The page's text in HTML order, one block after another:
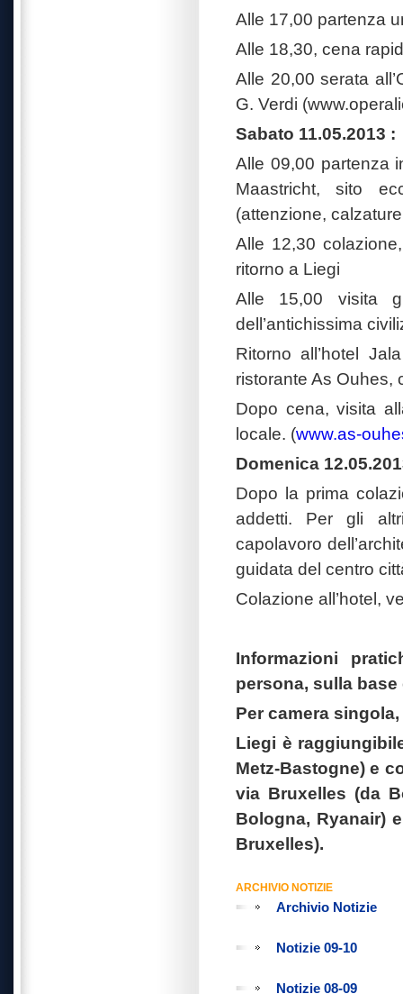
Alle 17,00 partenza
Alle 18,30, cena
Alle 20,00 serata
G. Verdi
Sabato 11.05.2013 :
Alle 09,00 partenza
Maastricht, sito
(attenzione,
Alle 12,30
ritorno a Liegi
Alle 15,00 visita
dell’antichissima
Ritorno all’hotel
ristorante As Ouhes,
Dopo cena, visita
locale. (www.as-
Domenica
Dopo la prima
addetti. Per gli
capolavoro
guidata del centro
Colazione all’hotel,
Informazioni
persona, sulla
Per camera
Liegi è
Metz-Bastogne) e
via Bruxelles (da
Bologna, Ryanair)
Bruxelles).
ARCHIVIO NOTIZIE
Archivio Notizie
Notizie 09-10
Notizie 08-09